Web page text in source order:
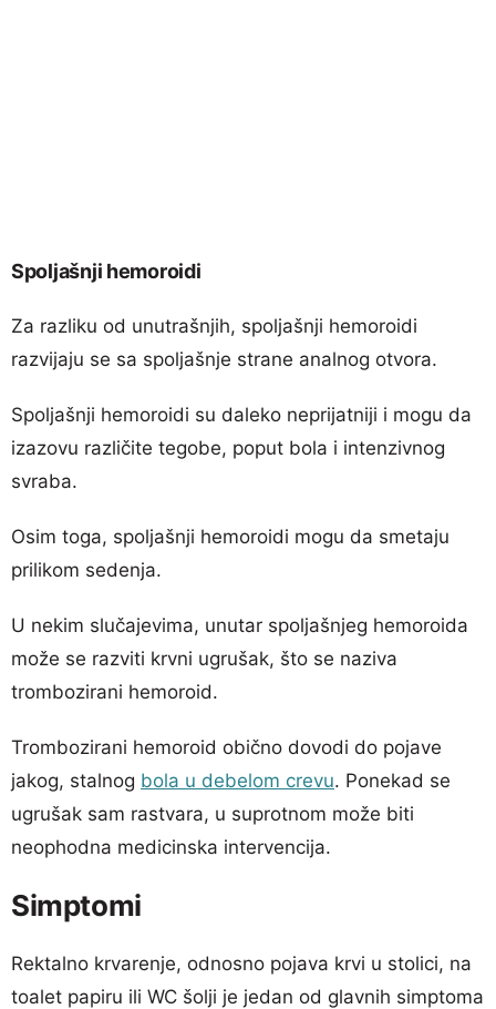
Spoljašnji hemoroidi
Za razliku od unutrašnjih, spoljašnji hemoroidi
razvijaju se sa spoljašnje strane analnog otvora.
Spoljašnji hemoroidi su daleko neprijatniji i mogu da
izazovu različite tegobe, poput bola i intenzivnog
svraba.
Osim toga, spoljašnji hemoroidi mogu da smetaju
prilikom sedenja.
U nekim slučajevima, unutar spoljašnjeg hemoroida
može se razviti krvni ugrušak, što se naziva
trombozirani hemoroid.
Trombozirani hemoroid obično dovodi do pojave
jakog, stalnog bola u debelom crevu. Ponekad se
ugrušak sam rastvara, u suprotnom može biti
neophodna medicinska intervencija.
Simptomi
Rektalno krvarenje, odnosno pojava krvi u stolici, na
toalet papiru ili WC šolji je jedan od glavnih simptoma